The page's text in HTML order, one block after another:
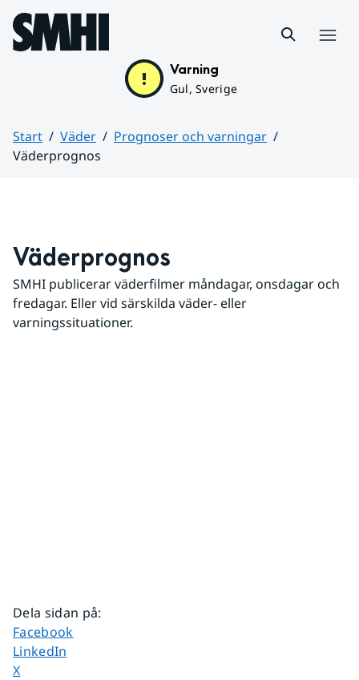
Hoppa till sidans innehåll
Varning
Gul, Sverige
Start Väder
Prognoser och varningar
Väderprognos
Väderprognos
SMHI publicerar väderfilmer måndagar, onsdagar och
fredagar. Eller vid särskilda väder- eller
varningssituationer.
Dela sidan på:
Dela sidan på
Facebook
Dela sidan på
LinkedIn
Dela sidan på
X